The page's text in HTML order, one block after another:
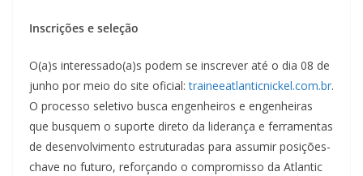
Inscrições e seleção
O(a)s interessado(a)s podem se inscrever até o dia 08 de
junho por meio do site oficial:traineeatlanticnickel.com.br.
O processo seletivo busca engenheiros e engenheiras
que busquem o suporte direto da liderança e ferramentas
de desenvolvimento estruturadas para assumir posições-
chave no futuro, reforçando o compromisso da Atlantic